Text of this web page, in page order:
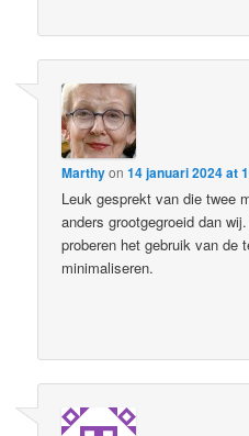
Marthyon14 januari 2024 at
Leuk gesprekt van die twee
anders grootgegroeid dan
proberen het gebruik van de
minimaliseren.